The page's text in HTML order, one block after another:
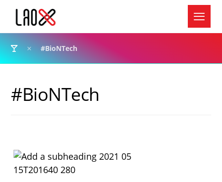
#BioNTech
#BioNTech